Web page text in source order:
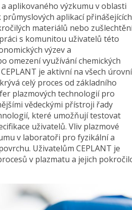
aplikovaného výzkumu v oblasti
aplikací přinášejících
materiálů nebo
s komunitou uživatelů této
výzev a
omezení využívání chemických
je aktivní na všech
celý proces od základního
plazmových technologií pro
vědeckými přístroji řady
které umožňují testovat
uživatelů. Vliv plazmové
v laboratoři pro fyzikální a
Uživatelům CEPLANT je
v plazmatu a jejich